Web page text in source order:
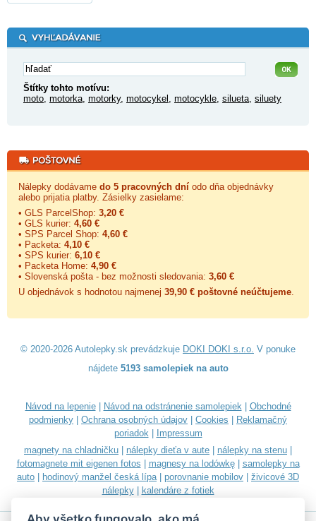
Štítky tohto motívu:
moto motorka motorky, motocykel motocykle silueta siluety
Nálepky dodávame do 5 pracovných dní odo dňa objednávky
alebo prijatia platby. Zásielky zasielame:
• GLS ParcelShop: 3,20 €
• GLS kurier: 4,60 €
• SPS Parcel Shop: 4,60 €
• Packeta: 4,10 €
• SPS kurier: 6,10 €
• Packeta Home: 4,90 €
• Slovenská pošta - bez možnosti sledovania: 3,60 €
U objednávok s hodnotou najmenej 39,90 € poštovné neúčtujeme
© 2020-2026 Autolepky.sk prevádzkuje DOKI DOKI s.r.o. V ponuke
nájdete 5193 samolepiek na auto
Návod na lepenie| Návod na odstránenie samolepiek| Obchodné
podmienky
Ochrana osobných údajov Cookies
Reklamačný
poriadok|
Impressum
magnety na chladničku
nálepky dieťa v aute nálepky na stenu
fotomagnete mit eigenen fotos
magnesy na lodówkę| samolepky na
auto
hodinový manžel česká lípa| porovnanie mobilov
živicové 3D
nálepky| kalendáre z fotiek